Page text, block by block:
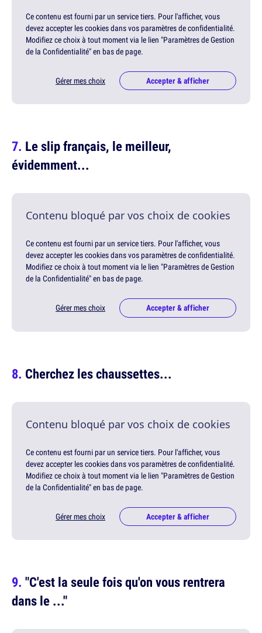
Ce contenu est fourni par un service tiers. Pour l'afficher, vous
devez accepter les cookies dans vos paramètres de confidentialité.
Modifiez ce choix à tout moment via le lien "Paramètres de Gestion
de la Confidentialité" en bas de page.
Gérer mes choix Accepter & afficher
Le slip français, le meilleur,
évidemment...
Contenu bloqué par vos choix de cookies
Ce contenu est fourni par un service tiers. Pour l'afficher, vous
devez accepter les cookies dans vos paramètres de confidentialité.
Modifiez ce choix à tout moment via le lien "Paramètres de Gestion
de la Confidentialité" en bas de page.
Gérer mes choix Accepter & afficher
Cherchez les chaussettes...
Contenu bloqué par vos choix de cookies
Ce contenu est fourni par un service tiers. Pour l'afficher, vous
devez accepter les cookies dans vos paramètres de confidentialité.
Modifiez ce choix à tout moment via le lien "Paramètres de Gestion
de la Confidentialité" en bas de page.
Gérer mes choix Accepter & afficher
"C'est la seule fois qu'on vous rentrera
dans le ..."